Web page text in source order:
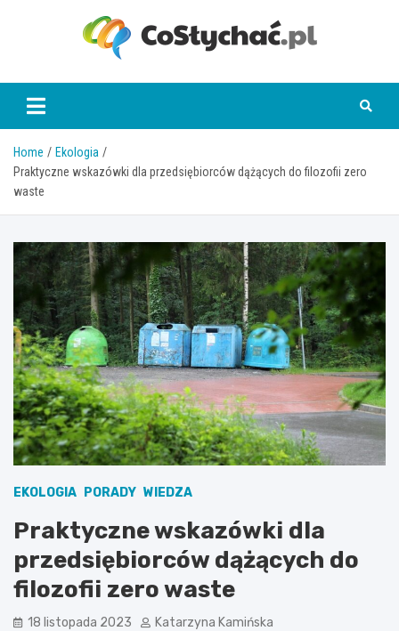
coslychac.pl
Home
Ekologia
Praktyczne wskazówki dla przedsiębiorców dążących do filozofii zero
waste
EKOLOGIA PORADY WIEDZA
Praktyczne wskazówki dla
przedsiębiorców dążących do
filozofii zero waste
18 listopada 2023 Katarzyna Kamińska